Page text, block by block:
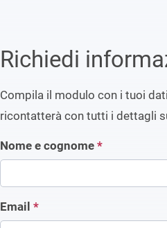
Richiedi
Compila il modulo con i tuoi
ricontatterà con tutti i dettagli
Nome e cognome *
Email *